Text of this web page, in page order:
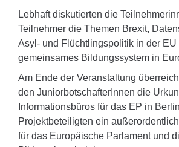
Lebhaft diskutierten die
Teilnehmer die Themen Brexit,
Asyl- und Flüchtlingspolitik in der EU
gemeinsames Bildungssystem in
Am Ende der Veranstaltung
den JuniorbotschafterInnen die
Informationsbüros für das EP in
Projektbeteiligten ein
für das Europäische Parlament und